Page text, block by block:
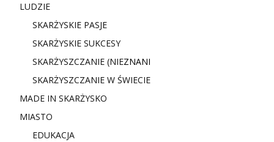
LUDZIE
SKARŻYSKIE PASJE
SKARŻYSKIE SUKCESY
SKARŻYSZCZANIE (NIEZNANI
SKARŻYSZCZANIE W ŚWIECIE
MADE IN SKARŻYSKO
MIASTO
EDUKACJA